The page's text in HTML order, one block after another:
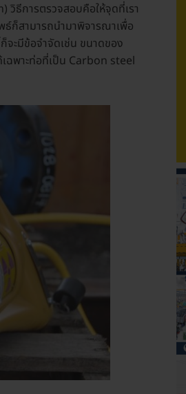
ธีการตรวจสอบคือให้จุดที่เรา
ก็สามารถนำมาพิจารณาเพื่อ
ะมีข้อจำจัดเช่น ขนาดของ
ฉพาะท่อที่เป็น Carbon steel